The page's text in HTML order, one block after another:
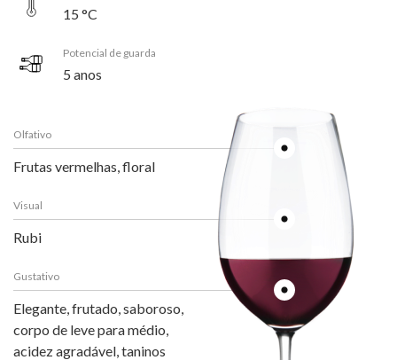
15 °C
Potencial de guarda
5 anos
Olfativo
Frutas vermelhas, floral
Visual
Rubi
Gustativo
Elegante, frutado, saboroso,
corpo de leve para médio,
acidez agradável, taninos